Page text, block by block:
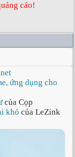
cáo!
ứng dụng cho
của Cọp
khó của LeZink